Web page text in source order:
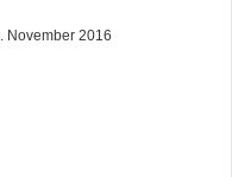
November 2016